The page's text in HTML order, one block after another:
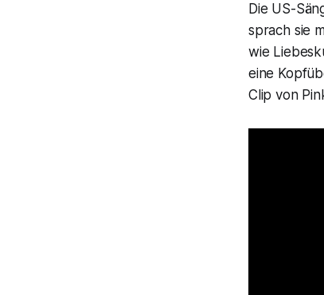
Die US-
sprach sie
wie
eine
Clip von